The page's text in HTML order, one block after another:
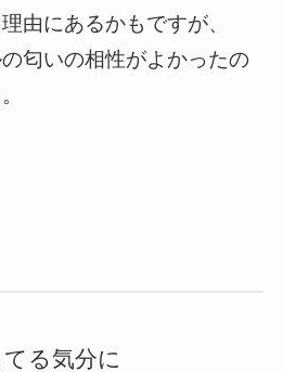
由にあるかもですが、
匂いの相性がよかったの
る気分に